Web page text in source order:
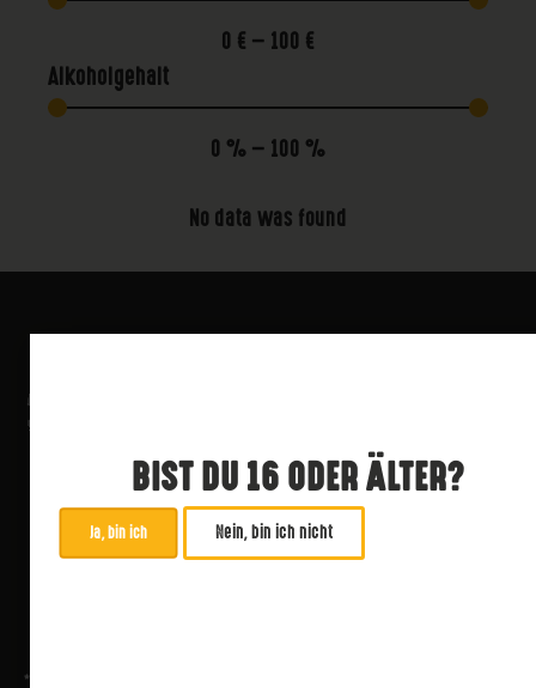
0 € — 100 €
Alkoholgehalt
0 % — 100 %
No data was found
*
BIST DU 16 ODER ÄLTER?
Ja, bin ich Nein, bin ich nicht